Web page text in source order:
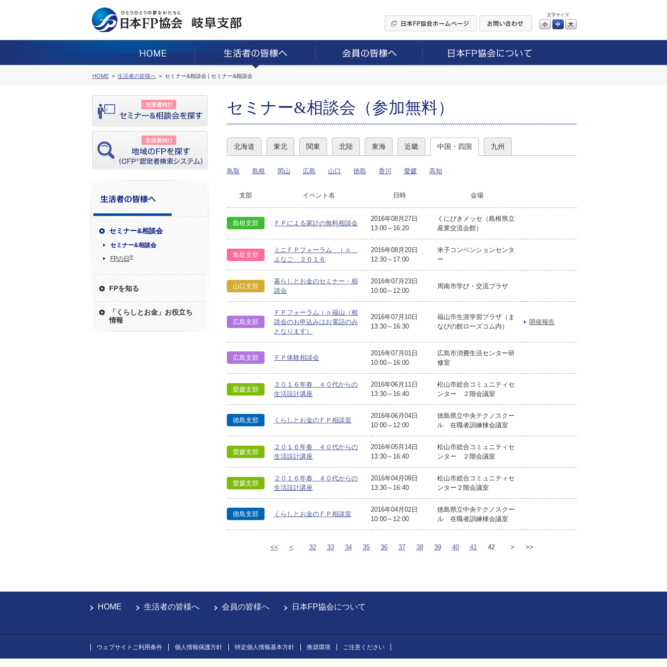
文字サイズ
小 中
HOME 生活者の皆様へ セミナー&相談会 | セミナー&相談会
セミナー&相談会
セミナー&相談会
FPの日 ®
FPを知る
「くらしとお金」お役立ち
情報
セミナー&相談会（参加無料）
北海道 東北 関東 北陸 東海 近畿 中国・四国 九州
鳥取 島根 岡山 広島 山口 徳島 香川 愛媛 高知
支部 イベント名 日時 会場
島根支部 ＦＰによる家計の無料相談会
2016年08月27日
13:00～16:20
くにびきメッセ（島根県立
産業交流会館）
鳥取支部
ミニＦＰフォーラム ｉｎ
よなご ２０１６
2016年08月20日
12:30～17:00
米子コンベンションセンタ
ー
山口支部
暮らしとお金のセミナー・相
談会
2016年07月23日
10:00～12:00
周南市学び・交流プラザ
広島支部
ＦＰフォーラムｉｎ福山（相
談会のお申込みはお電話のみ
となります）
2016年07月10日
13:30～16:30
福山市生涯学習プラザ（ま
なびの館ローズコム内）
開催報告
広島支部 ＦＰ体験相談会
2016年07月01日
10:00～16:00
広島市消費生活センター研
修室
愛媛支部
２０１６年春 ４０代からの
生活設計講座
2016年06月11日
13:30～16:40
松山市総合コミュニティセ
ンター ２階会議室
徳島支部 くらしとお金のＦＰ相談室
2016年06月04日
10:00～12:00
徳島県立中央テクノスクー
ル 在職者訓練棟会議室
愛媛支部
２０１６年春 ４０代からの
生活設計講座
2016年05月14日
13:30～16:40
松山市総合コミュニティセ
ンター ２階会議室
愛媛支部
２０１６年春 ４０代からの
生活設計講座
2016年04月09日
13:30～16:40
松山市総合コミュニティセ
ンター２階会議室
徳島支部 くらしとお金のＦＰ相談室
2016年04月02日
10:00～12:00
徳島県立中央テクノスクー
ル 在職者訓練棟会議室
<< < 32 33 34 35 36 37 38 39 40 41 42 > >>
HOME 生活者の皆様へ 会員の皆様へ 日本FP協会について
ウェブサイトご利用条件 個人情報保護方針 特定個人情報基本方針 推奨環境 ご注意ください